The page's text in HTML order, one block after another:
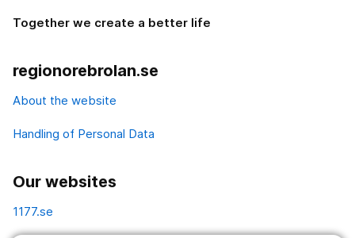
Together we create a better life
regionorebrolan.se
About the website
Handling of Personal Data
Our websites
1177.se